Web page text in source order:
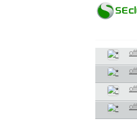
off
off
off
off